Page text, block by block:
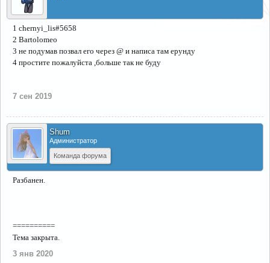
1 chernyi_lis#5658
2 Bartolomeo
3 не подумав позвал его через @ и написа там ерунду
4 простите пожалуйста ,больше так не буду
7 сен 2019
Shum
Администратор
Команда форума
Разбанен.
==========
Тема закрыта.
3 янв 2020